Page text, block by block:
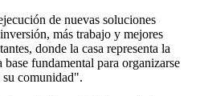
de nuevas soluciones
más trabajo y mejores
donde la casa representa la
fundamental para organizarse
comunidad".